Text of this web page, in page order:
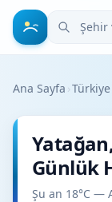
Şehir veya
Ana Sayfa ›Türkiye
Günlük
Şu an 18°C —